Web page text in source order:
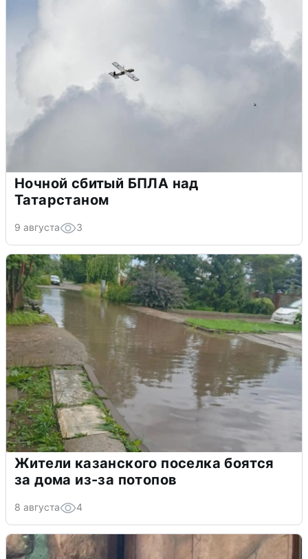
Ночной сбитый БПЛА над
Татарстаном
9 августа 3
Жители казанского поселка боятся
за дома из-за потопов
8 августа 4